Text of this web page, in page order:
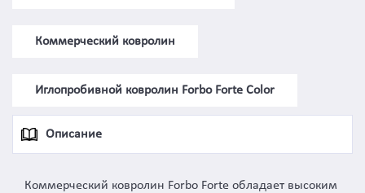
Коммерческий ковролин
Иглопробивной ковролин Forbo Forte Color
Описание
Коммерческий ковролин Forbo Forte обладает высоким